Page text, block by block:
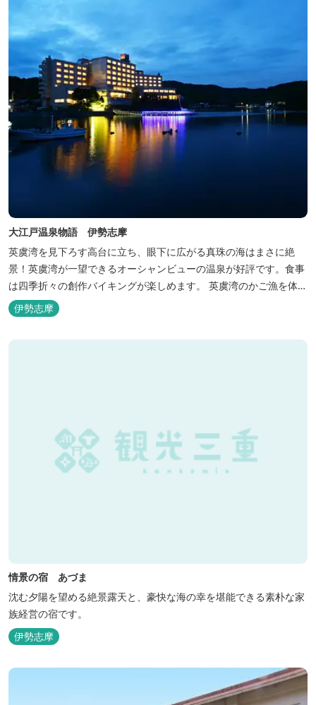
大江戸温泉物語 伊勢志摩
英虞湾を見下ろす高台に立ち、眼下に広がる真珠の海はまさに絶
景！英虞湾が一望できるオーシャンビューの温泉が好評です。食事
は四季折々の創作バイキングが楽しめます。 英虞湾のかご漁を体験
できるクルーズ船は毎日運行しており、漁で獲れた魚を食べること
もできます。
伊勢志摩
情景の宿 あづま
沈む夕陽を望める絶景露天と、豪快な海の幸を堪能できる素朴な家
族経営の宿です。
伊勢志摩